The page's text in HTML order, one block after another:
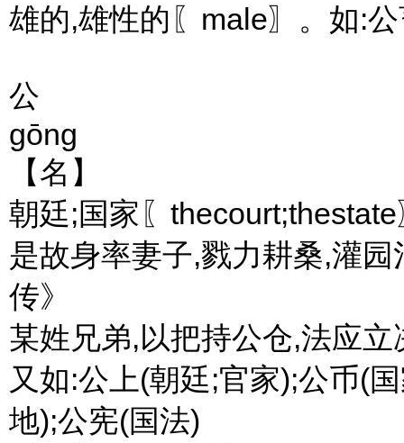
雄的,雄性的〖male〗。如:
公
gōng
【名】
朝廷;国家〖thecourt;thestate
是故身率妻子,戮力耕桑,灌
传》
某姓兄弟,以把持公仓,法应
又如:公上(朝廷;官家);公币(
地);公宪(国法)